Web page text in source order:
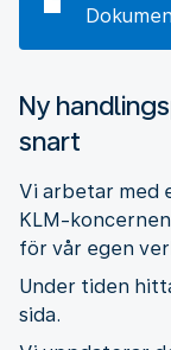
Ny
snart
Vi arbetar med
KLM-
för vår egen
Under tiden
sida.